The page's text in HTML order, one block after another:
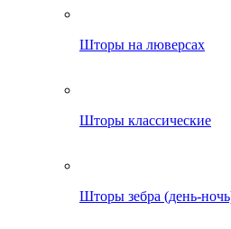
Шторы на люверсах
Шторы классические
Шторы зебра (день-